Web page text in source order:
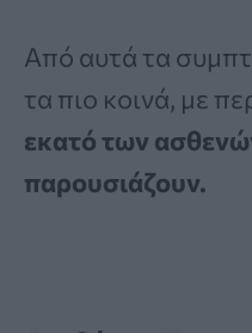
Από αυτά τα
τα πιο κοινά, με
εκατό των
παρουσιάζουν.